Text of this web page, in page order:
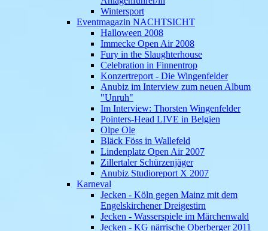
Wintersport
Eventmagazin NACHTSICHT
Halloween 2008
Immecke Open Air 2008
Fury in the Slaughterhouse
Celebration in Finnentrop
Konzertreport - Die Wingenfelder
Anubiz im Interview zum neuen Album
"Unruh"
Im Interview: Thorsten Wingenfelder
Pointers-Head LIVE in Belgien
Olpe Ole
Bläck Föss in Wallefeld
Lindenplatz Open Air 2007
Zillertaler Schürzenjäger
Anubiz Studioreport X 2007
Karneval
Jecken - Köln gegen Mainz mit dem
Engelskirchener Dreigestirn
Jecken - Wasserspiele im Märchenwald
Jecken - KG närrische Oberberger 2011